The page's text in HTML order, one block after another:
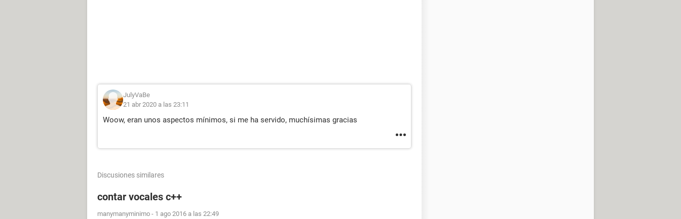
int resultado;
    cout
<<"Ingrese una frase: "
getline (cin, cadena);
JulyVaBe
21 abr 2020 a las 23:11
Woow, eran unos aspectos mínimos, si me ha servido, muchísimas gracias
Discusiones similares
contar vocales c++
manymanyminimo - 1 ago 2016 a las 22:49